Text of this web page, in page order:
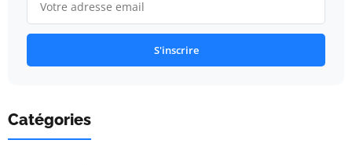
S'inscrire
Catégories